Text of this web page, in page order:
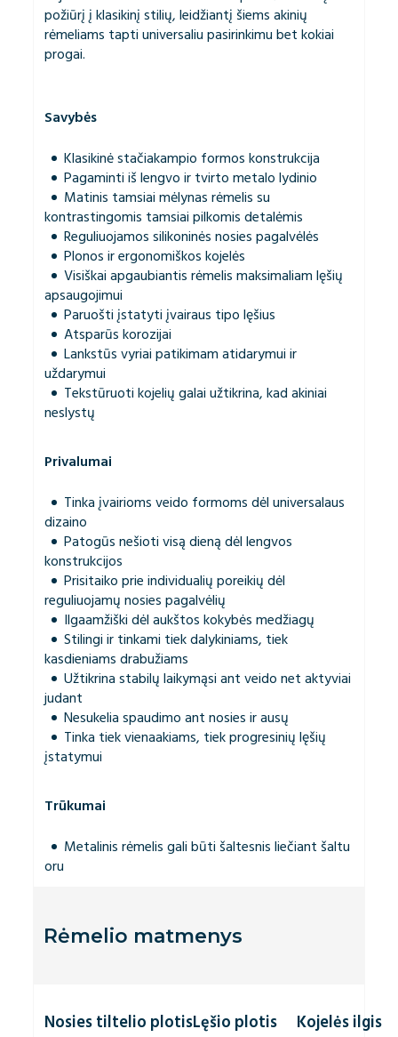
požiūrį į klasikinį stilių, leidžiantį šiems akinių
rėmeliams tapti universaliu pasirinkimu bet kokiai
progai.
Savybės
Klasikinė stačiakampio formos konstrukcija
Pagaminti iš lengvo ir tvirto metalo lydinio
Matinis tamsiai mėlynas rėmelis su
kontrastingomis tamsiai pilkomis detalėmis
Reguliuojamos silikoninės nosies pagalvėlės
Plonos ir ergonomiškos kojelės
Visiškai apgaubiantis rėmelis maksimaliam lęšių
apsaugojimui
Paruošti įstatyti įvairaus tipo lęšius
Atsparūs korozijai
Lankstūs vyriai patikimam atidarymui ir
uždarymui
Tekstūruoti kojelių galai užtikrina, kad akiniai
neslystų
Privalumai
Tinka įvairioms veido formoms dėl universalaus
dizaino
Patogūs nešioti visą dieną dėl lengvos
konstrukcijos
Prisitaiko prie individualių poreikių dėl
reguliuojamų nosies pagalvėlių
Ilgaamžiški dėl aukštos kokybės medžiagų
Stilingi ir tinkami tiek dalykiniams, tiek
kasdieniams drabužiams
Užtikrina stabilų laikymąsi ant veido net aktyviai
judant
Nesukelia spaudimo ant nosies ir ausų
Tinka tiek vienaakiams, tiek progresinių lęšių
įstatymui
Trūkumai
Metalinis rėmelis gali būti šaltesnis liečiant šaltu
oru
Rėmelio matmenys
Nosies tiltelio plotisLęšio plotis Kojelės ilgis